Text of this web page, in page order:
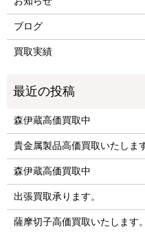
ブログ
買取実績
森伊蔵高価買取中
貴金属製品高価買取いたしま
森伊蔵高価買取中
出張買取承ります。
薩摩切子高価買取いたします。